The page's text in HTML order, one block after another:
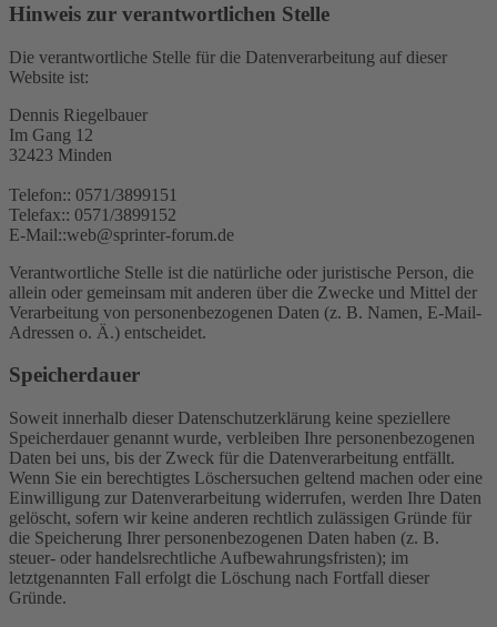
Hinweis zur verantwortlichen Stelle
Die verantwortliche Stelle für die Datenverarbeitung auf dieser
Website ist:
Dennis Riegelbauer
Im Gang 12
32423 Minden
Telefon:: 0571/3899151
Telefax:: 0571/3899152
E-Mail::web@sprinter-forum.de
Verantwortliche Stelle ist die natürliche oder juristische Person, die
allein oder gemeinsam mit anderen über die Zwecke und Mittel der
Verarbeitung von personenbezogenen Daten (z. B. Namen, E-Mail-
Adressen o. Ä.) entscheidet.
Speicherdauer
Soweit innerhalb dieser Datenschutzerklärung keine speziellere
Speicherdauer genannt wurde, verbleiben Ihre personenbezogenen
Daten bei uns, bis der Zweck für die Datenverarbeitung entfällt.
Wenn Sie ein berechtigtes Löschersuchen geltend machen oder eine
Einwilligung zur Datenverarbeitung widerrufen, werden Ihre Daten
gelöscht, sofern wir keine anderen rechtlich zulässigen Gründe für
die Speicherung Ihrer personenbezogenen Daten haben (z. B.
steuer- oder handelsrechtliche Aufbewahrungsfristen); im
letztgenannten Fall erfolgt die Löschung nach Fortfall dieser
Gründe.